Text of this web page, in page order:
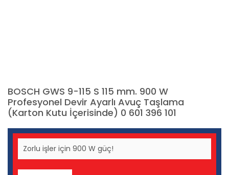
BOSCH GWS 9-115 S 115 mm. 900 W
Profesyonel Devir Ayarlı Avuç Taşlama
(Karton Kutu İçerisinde) 0 601 396 101
Zorlu işler için 900 W güç!